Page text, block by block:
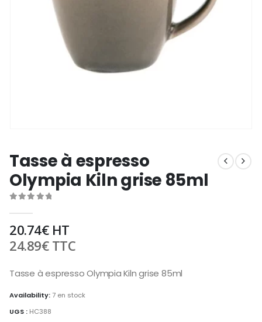
Tasse à espresso
Olympia Kiln grise 85ml
20.74€HT
24.89€TTC
Tasse à espresso Olympia Kiln grise 85ml
Availability:7 en stock
UGS : HC388